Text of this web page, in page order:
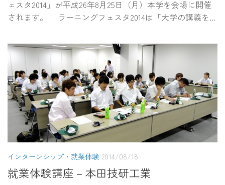
ェスタ2014」が平成26年8月25日（月）本学を会場に開催
されます。 ラーニングフェスタ2014は「大学の講義を...
インターンシップ・就業体験 2014/08/18
就業体験講座－本田技研工業